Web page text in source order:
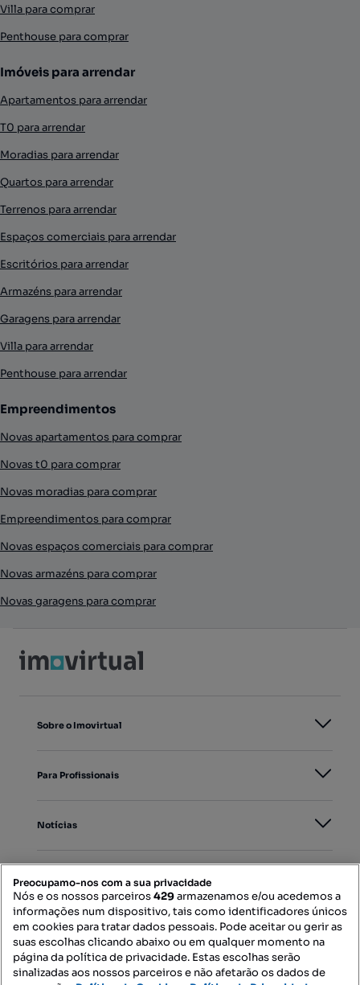
Villa para comprar
Penthouse para comprar
Imóveis para arrendar
Apartamentos para arrendar
T0 para arrendar
Moradias para arrendar
Quartos para arrendar
Terrenos para arrendar
Espaços comerciais para arrendar
Escritórios para arrendar
Armazéns para arrendar
Garagens para arrendar
Villa para arrendar
Penthouse para arrendar
Empreendimentos
Novas apartamentos para comprar
Novas t0 para comprar
Novas moradias para comprar
Empreendimentos para comprar
Novas espaços comerciais para comprar
Novas armazéns para comprar
Novas garagens para comprar
Sobre o Imovirtual
Para Profissionais
Notícias
Mapa do Site
Contacte-nos
Preocupamo-nos com a sua privacidade
Nós e os nossos parceiros429armazenamos e/ou acedemos a
informações num dispositivo, tais como identificadores únicos
em cookies para tratar dados pessoais. Pode aceitar ou gerir as
suas escolhas clicando abaixo ou em qualquer momento na
página da política de privacidade. Estas escolhas serão
sinalizadas aos nossos parceiros e não afetarão os dados de